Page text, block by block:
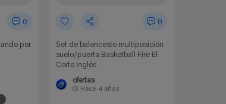
0
por
0
Set de baloncesto multiposición
suelo/puerta Basketball Fire El
Corte Inglés
ofertas
Hace 4 años